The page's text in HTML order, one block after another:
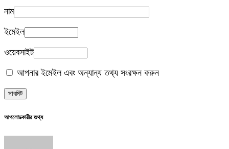
নাম
ইমেইল
ওয়েবসাইট
আপনার ইমেইল এবং অন্যান্য তথ্য সংরক্ষন করুন
আপলোডকারীর তথ্য